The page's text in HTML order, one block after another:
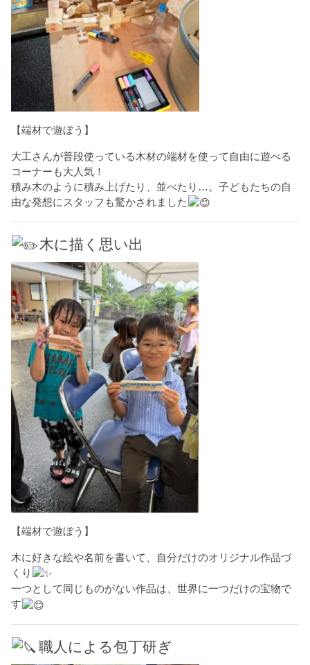
【端材で遊ぼう】
大工さんが普段使っている木材の端材を使って自由に遊べる
コーナーも大人気！
積み木のように積み上げたり、並べたり…。子どもたちの自
由な発想にスタッフも驚かされました
木に描く思い出
【端材で遊ぼう】
木に好きな絵や名前を書いて、自分だけのオリジナル作品づ
くり
一つとして同じものがない作品は、世界に一つだけの宝物で
す
職人による包丁研ぎ